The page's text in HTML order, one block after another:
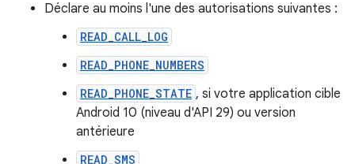
Déclare au moins l'une des autorisations suivantes :
READ_CALL_LOG
READ_PHONE_NUMBERS
READ_PHONE_STATE , si votre application cible
Android 10 (niveau d'API 29) ou version
antérieure
READ_SMS